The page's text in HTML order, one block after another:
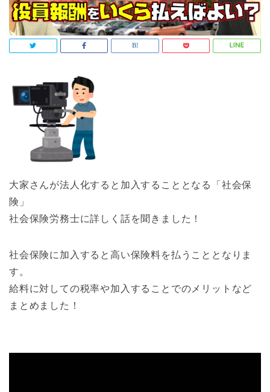
大家さんが法人化すると加入することとなる「社会保
険」
社会保険労務士に詳しく話を聞きました！
社会保険に加入すると高い保険料を払うこととなりま
す。
給料に対しての税率や加入することでのメリットなど
まとめました！